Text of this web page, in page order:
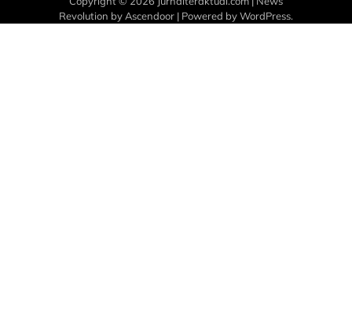
Revolution byAscendoor | Powered byWordPress.